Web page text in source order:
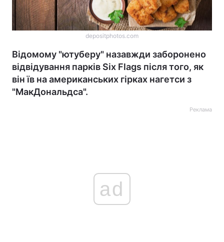
depositphotos.com
Відомому "ютуберу" назавжди заборонено
відвідування парків Six Flags після того, як
він їв на американських гірках нагетси з
"МакДональдса".
Реклама
ad